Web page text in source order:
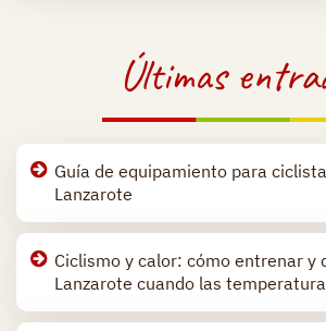
Últimas
Guía de equipamiento para
Lanzarote
Ciclismo y calor: cómo entrenar y
Lanzarote cuando las